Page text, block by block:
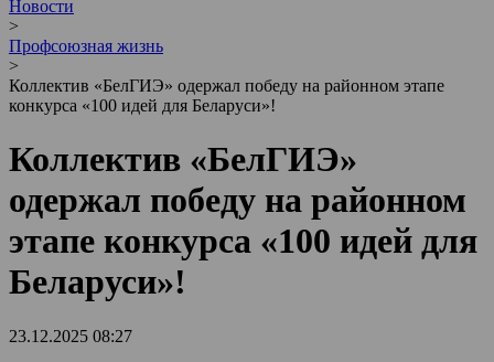
Новости
>
Профсоюзная жизнь
>
Коллектив «БелГИЭ» одержал победу на районном этапе
конкурса «100 идей для Беларуси»!
Коллектив «БелГИЭ»
одержал победу на районном
этапе конкурса «100 идей для
Беларуси»!
23.12.2025 08:27